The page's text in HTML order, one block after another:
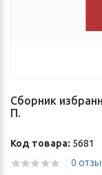
Сборник
П.
Код товара: 5681
0